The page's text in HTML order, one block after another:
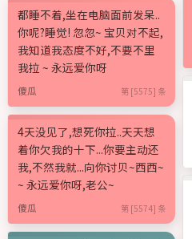
都睡不着,坐在电脑面前发呆..
你呢?睡觉! 忽忽~ 宝贝对不起,
我知道我态度不好,不要不里
我拉 ~ 永远爱你呀
傻瓜 第 [5575] 条
4天没见了,想死你拉..天天想
着你欠我的十下...你要主动还
我,不然我就...向你讨贝~西西~
~ 永远爱你呀,老公~
傻瓜 第 [5574] 条